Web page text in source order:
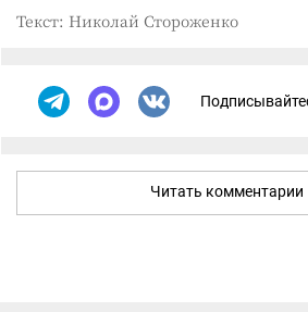
Текст: Николай Стороженко
Читать комментарии